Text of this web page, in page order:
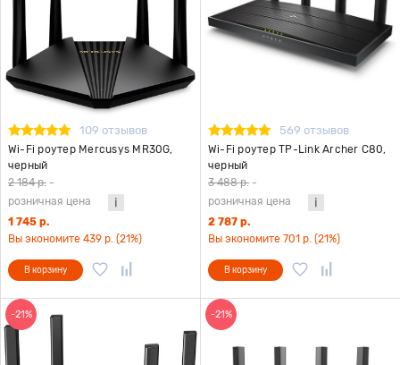
109 отзывов
Wi-Fi роутер Mercusys MR30G,
черный
2 184 р. -
розничная цена
1 745 р.
Вы экономите 439 р. (21%)
В корзину
569 отзывов
Wi-Fi роутер TP-Link Archer C80,
черный
3 488 р. -
розничная цена
2 787 р.
Вы экономите 701 р. (21%)
В корзину
-21% -21%